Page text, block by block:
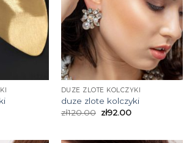
DUZE ZLOTE KOLCZYKI
duze zlote kolczyki
zł120.00 zł92.00